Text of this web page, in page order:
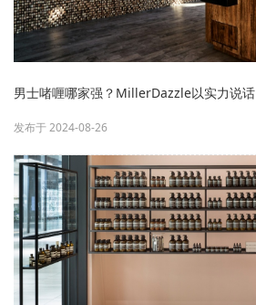
男士啫喱哪家强？MillerDazzle以实力说话
发布于 2024-08-26